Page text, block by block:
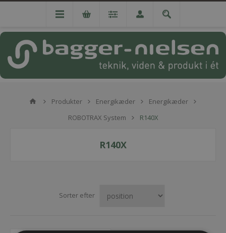
Produkter Energikæder
Energikæder
ROBOTRAX System
R140X
R140X
Sorter efter